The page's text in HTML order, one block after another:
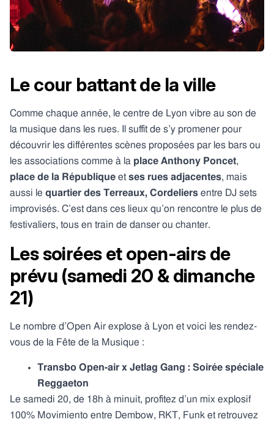
Le cour battant de la ville
Comme chaque année, le centre de Lyon vibre au son de
la musique dans les rues. Il suffit de s’y promener pour
découvrir les différentes scènes proposées par les bars ou
les associations comme à la place Anthony Poncet,
place de la République et ses rues adjacentes, mais
aussi le quartier des Terreaux, Cordeliers entre DJ sets
improvisés. C’est dans ces lieux qu’on rencontre le plus de
festivaliers, tous en train de danser ou chanter.
Les soirées et open-airs de
prévu (samedi 20 & dimanche
21)
Le nombre d’Open Air explose à Lyon et voici les rendez-
vous de la Fête de la Musique :
Transbo Open-air x Jetlag Gang : Soirée spéciale
Reggaeton
Le samedi 20, de 18h à minuit, profitez d’un mix explosif
100% Movimiento entre Dembow, RKT, Funk et retrouvez